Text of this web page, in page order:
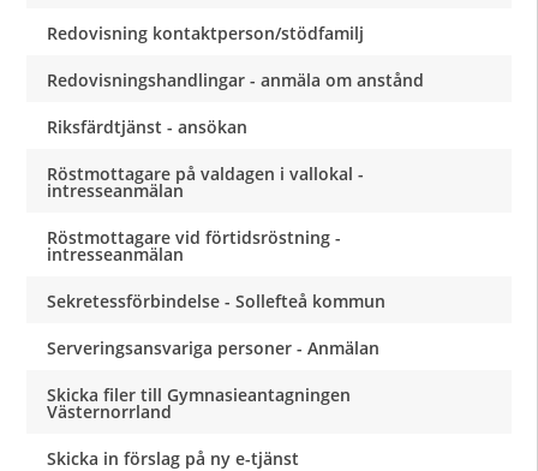
Redovisning kontaktperson/stödfamilj
Redovisningshandlingar - anmäla om anstånd
Riksfärdtjänst - ansökan
Röstmottagare på valdagen i vallokal -
intresseanmälan
Röstmottagare vid förtidsröstning -
intresseanmälan
Sekretessförbindelse - Sollefteå kommun
Serveringsansvariga personer - Anmälan
Skicka filer till Gymnasieantagningen
Västernorrland
Skicka in förslag på ny e-tjänst